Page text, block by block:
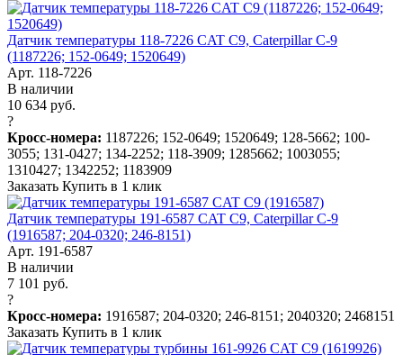
Датчик температуры 118-7226 CAT C9, Caterpillar C-9
(1187226; 152-0649; 1520649)
Арт. 118-7226
В наличии
10 634 руб.
?
Кросс-номера: 1187226; 152-0649; 1520649; 128-5662; 100-
3055; 131-0427; 134-2252; 118-3909; 1285662; 1003055;
1310427; 1342252; 1183909
Заказать Купить в 1 клик
Датчик температуры 191-6587 CAT C9, Caterpillar C-9
(1916587; 204-0320; 246-8151)
Арт. 191-6587
В наличии
7 101 руб.
?
Кросс-номера: 1916587; 204-0320; 246-8151; 2040320; 2468151
Заказать Купить в 1 клик